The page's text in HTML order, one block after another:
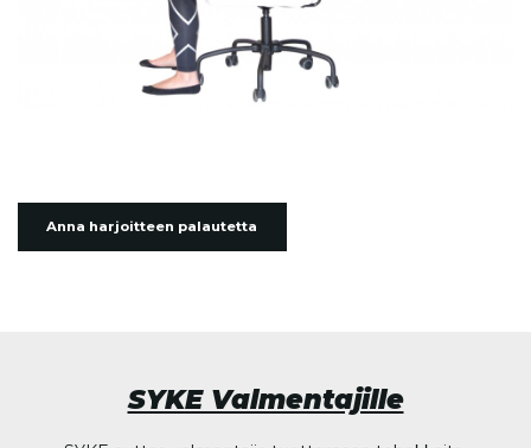
Anna harjoitteen palautetta
SYKE Valmentajille